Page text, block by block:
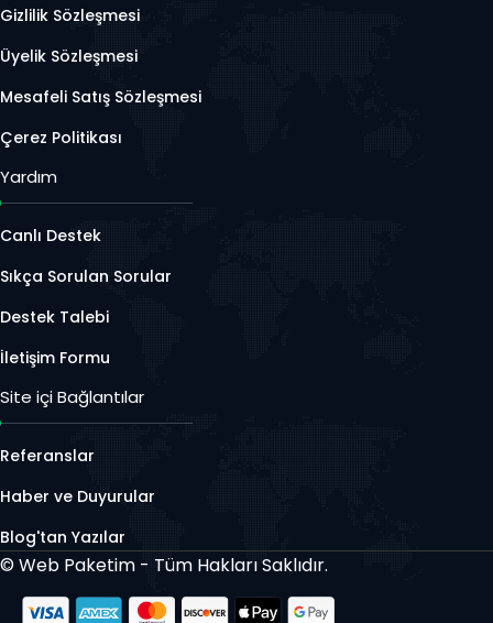
Gizlilik Sözleşmesi
Üyelik Sözleşmesi
Mesafeli Satış Sözleşmesi
Çerez Politikası
Yardım
Canlı Destek
Sıkça Sorulan Sorular
Destek Talebi
İletişim Formu
Site içi Bağlantılar
Referanslar
Haber ve Duyurular
Blog'tan Yazılar
© Web Paketim - Tüm Hakları Saklıdır.